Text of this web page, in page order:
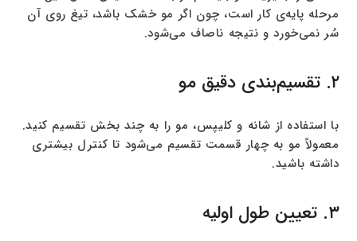
مرحله پایه‌ی کار است، چون اگر مو خشک باشد، تیغ روی آن
سُر نمی‌خورد و نتیجه ناصاف می‌شود.
۲. تقسیم‌بندی دقیق مو
با استفاده از شانه و کلیپس، مو را به چند بخش تقسیم کنید.
معمولاً مو به چهار قسمت تقسیم می‌شود تا کنترل بیشتری
داشته باشید.
۳. تعیین طول اولیه